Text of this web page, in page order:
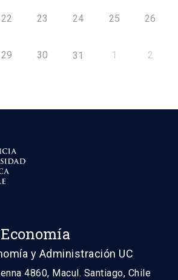
22 23 24 25 26
29 30 31 1 2
y Administración UC
4860, Macul. Santiago, Chile